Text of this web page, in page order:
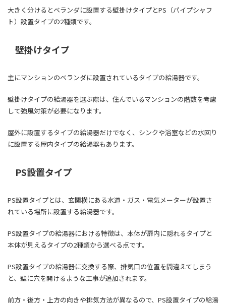
大きく分けるとベランダに設置する壁掛けタイプとPS（パイプシャフ
ト）設置タイプの2種類です。
壁掛けタイプ
主にマンションのベランダに設置されているタイプの給湯器です。
壁掛けタイプの給湯器を選ぶ際は、住んでいるマンションの階数を考慮
して強風対策が必要になります。
屋外に設置するタイプの給湯器だけでなく、シンクや浴室などの水回り
に設置する屋内タイプの給湯器もあります。
PS設置タイプ
PS設置タイプとは、玄関横にある水道・ガス・電気メーターが設置さ
れている場所に設置する給湯器です。
PS設置タイプの給湯器における特徴は、本体が扉内に隠れるタイプと
本体が見えるタイプの2種類から選べる点です。
PS設置タイプの給湯器に交換する際、排気口の位置を間違えてしまう
と、壁に穴を開けるような工事が追加されます。
前方・後方・上方の向きや排気方法が異なるので、PS設置タイプの給湯